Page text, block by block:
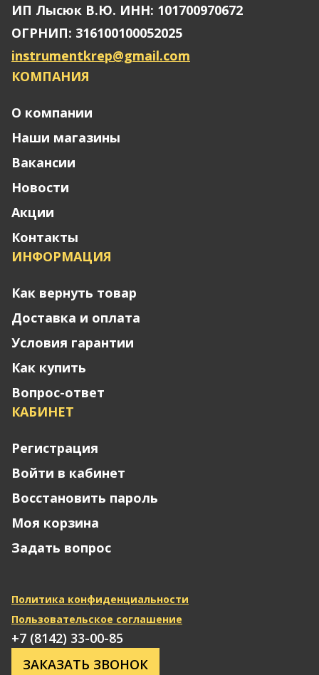
ИП Лысюк В.Ю. ИНН: 101700970672
ОГРНИП: 316100100052025
instrumentkrep@gmail.com
КОМПАНИЯ
О компании
Наши магазины
Вакансии
Новости
Акции
Контакты
ИНФОРМАЦИЯ
Как вернуть товар
Доставка и оплата
Условия гарантии
Как купить
Вопрос-ответ
КАБИНЕТ
Регистрация
Войти в кабинет
Восстановить пароль
Моя корзина
Задать вопрос
Политика конфиденциальности
Пользовательское соглашение
+7 (8142) 33-00-85
ЗАКАЗАТЬ ЗВОНОК